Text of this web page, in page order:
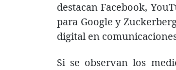
destacan Facebook,
para Google y
digital en
Si se observan los